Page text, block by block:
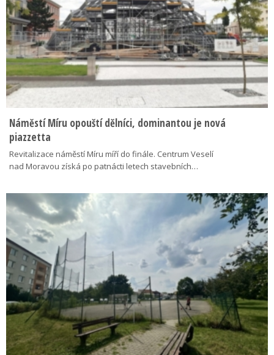
Náměstí Míru opouští dělníci, dominantou je nová
piazzetta
Revitalizace náměstí Míru míří do finále. Centrum Veselí
nad Moravou získá po patnácti letech stavebních…